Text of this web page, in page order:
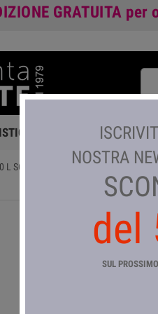
GRATUITA per
FERRAMENTA
L SOP\SOT LAVELNOSTRA
del
SUL